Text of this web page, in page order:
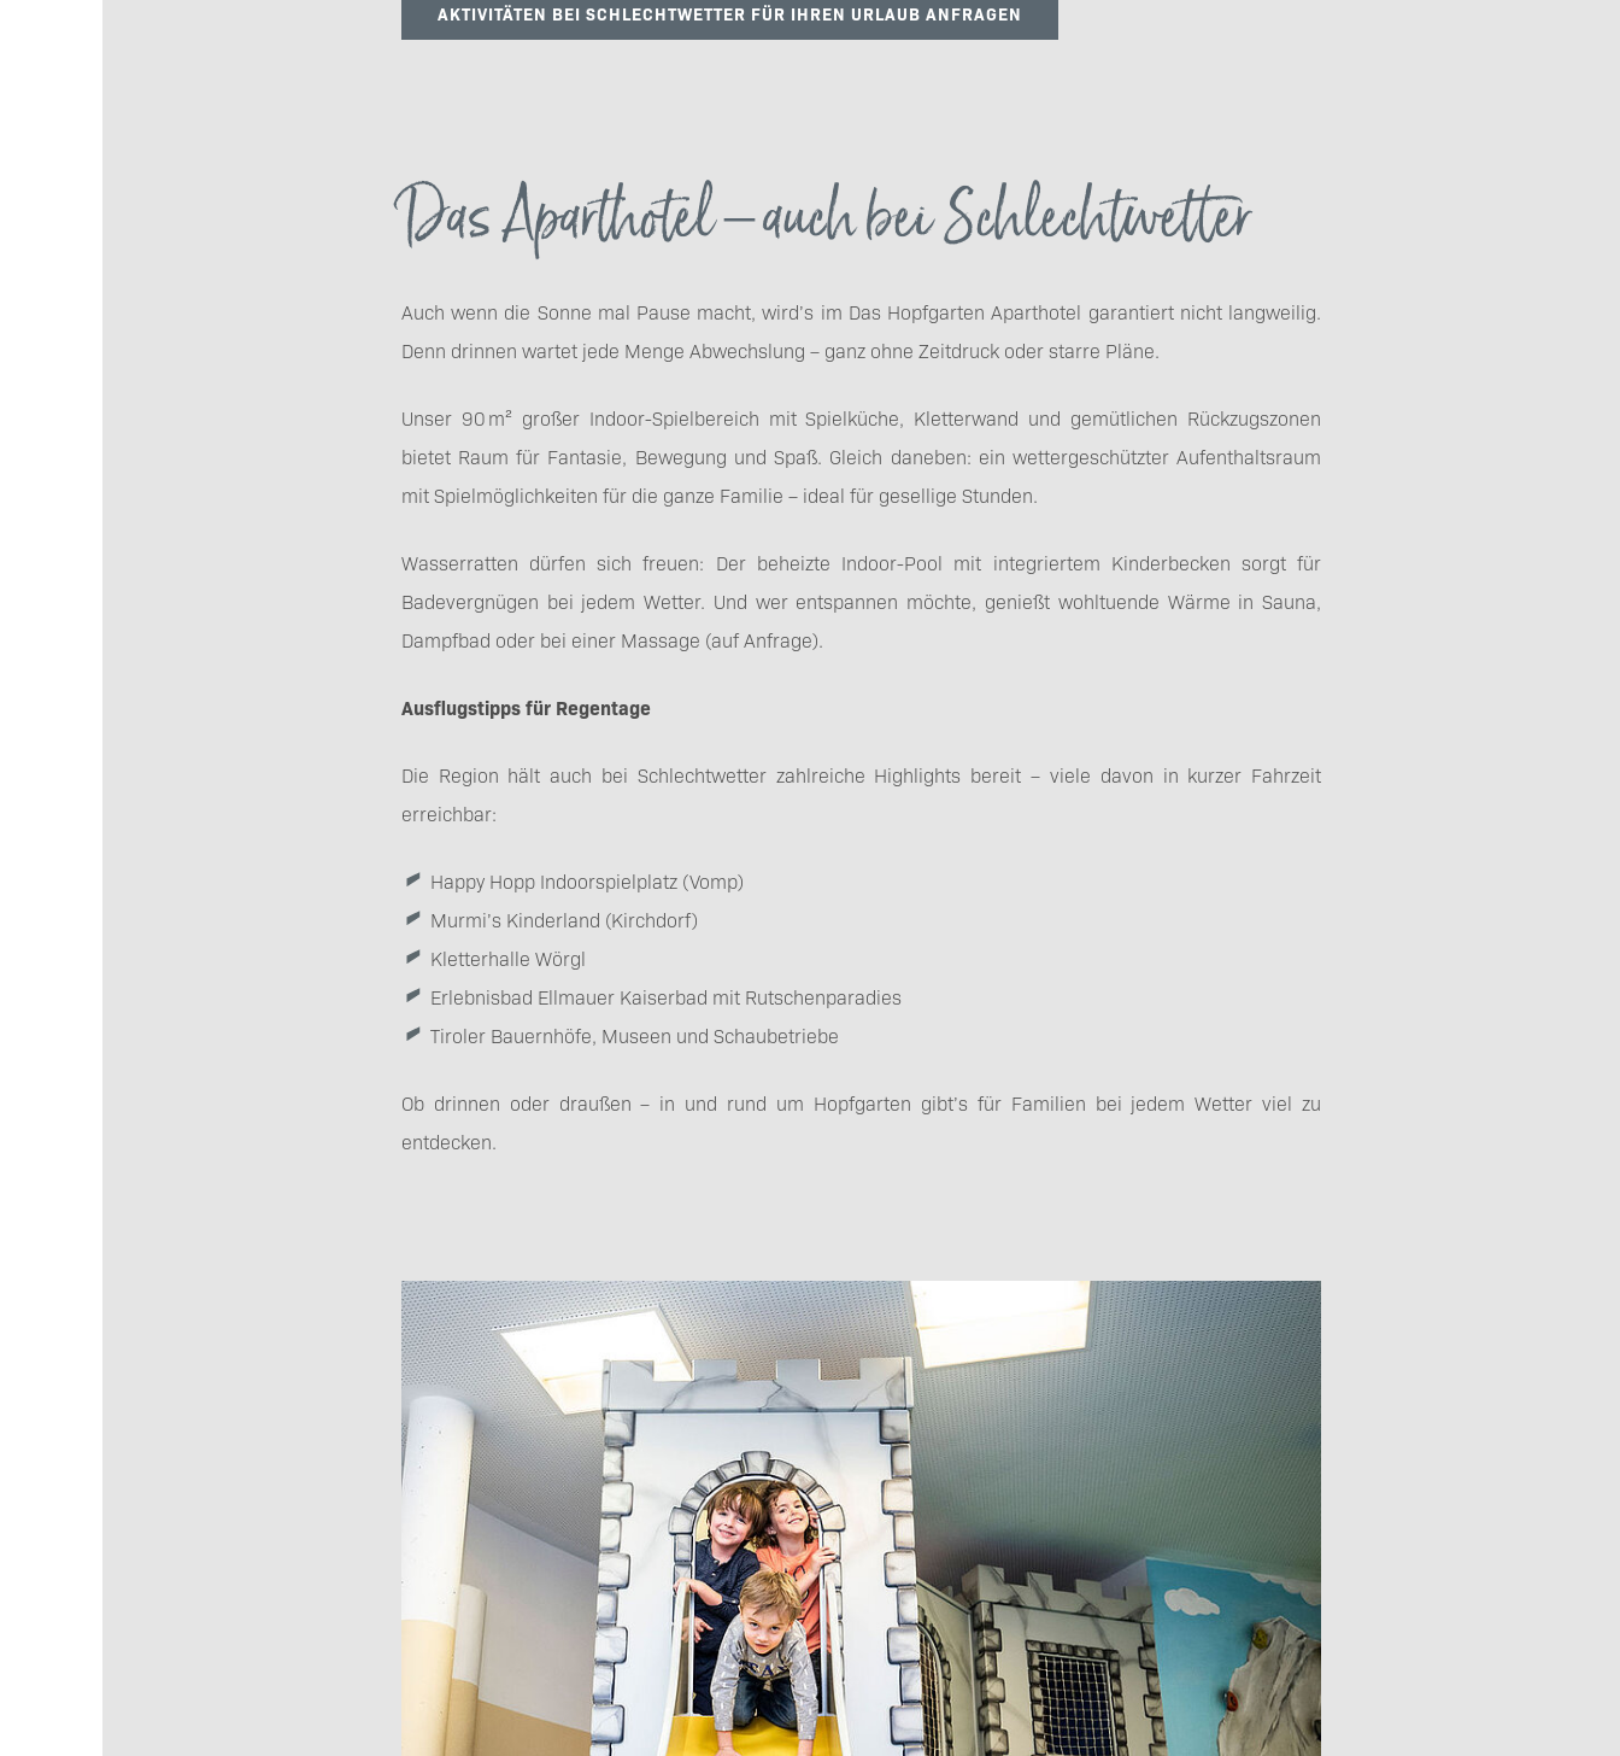
AKTIVITÄTEN BEI SCHLECHTWETTER FÜR IHREN URLAUB ANFRAGEN
Das Aparthotel – auch bei Schlechtwetter
Auch wenn die Sonne mal Pause macht, wird’s im Das Hopfgarten Aparthotel garantiert nicht langweilig.
Denn drinnen wartet jede Menge Abwechslung – ganz ohne Zeitdruck oder starre Pläne.
Unser 90 m² großer Indoor-Spielbereich mit Spielküche, Kletterwand und gemütlichen Rückzugszonen
bietet Raum für Fantasie, Bewegung und Spaß. Gleich daneben: ein wettergeschützter Aufenthaltsraum
mit Spielmöglichkeiten für die ganze Familie – ideal für gesellige Stunden.
Wasserratten dürfen sich freuen: Der beheizte Indoor-Pool mit integriertem Kinderbecken sorgt für
Badevergnügen bei jedem Wetter. Und wer entspannen möchte, genießt wohltuende Wärme in Sauna,
Dampfbad oder bei einer Massage (auf Anfrage).
Ausflugstipps für Regentage
Die Region hält auch bei Schlechtwetter zahlreiche Highlights bereit – viele davon in kurzer Fahrzeit
erreichbar:
Happy Hopp Indoorspielplatz (Vomp)
Murmi’s Kinderland (Kirchdorf)
Kletterhalle Wörgl
Erlebnisbad Ellmauer Kaiserbad mit Rutschenparadies
Tiroler Bauernhöfe, Museen und Schaubetriebe
Ob drinnen oder draußen – in und rund um Hopfgarten gibt’s für Familien bei jedem Wetter viel zu
entdecken.